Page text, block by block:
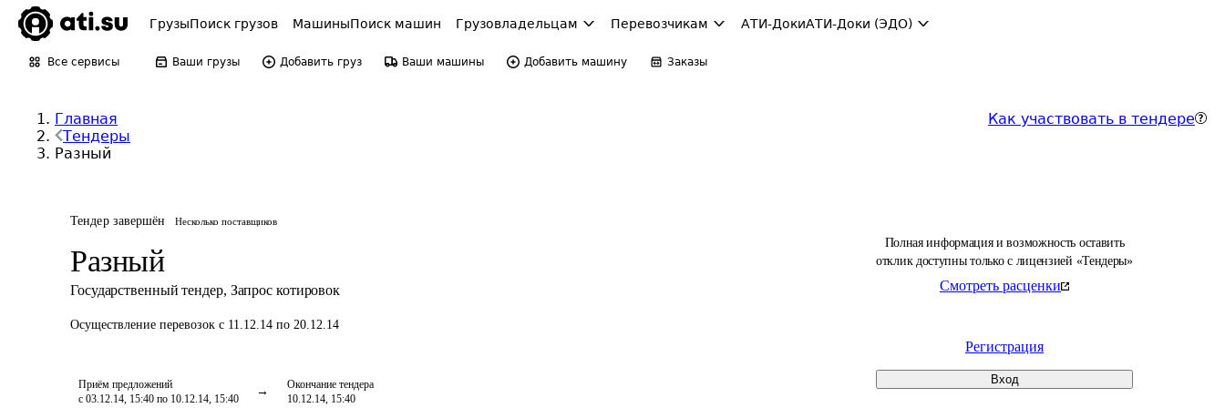
ГрузыПоиск грузов МашиныПоиск машин Грузовладельцам Перевозчикам АТИ-ДокиАТИ-Доки (ЭДО)
Все сервисы Ваши грузы Добавить груз Ваши машины Добавить машину Заказы
Главная
Тендеры
Разный
Как участвовать в тендере
Тендер завершён Несколько поставщиков
Разный
Государственный тендер, Запрос котировок
Осуществление перевозок с 11.12.14 по 20.12.14
Приём предложений
с 03.12.14, 15:40 по 10.12.14, 15:40
Окончание тендера
10.12.14, 15:40
Полная информация и возможность оставить
отклик доступны только с лицензией «Тендеры»
Смотреть расценки
Регистрация
Вход